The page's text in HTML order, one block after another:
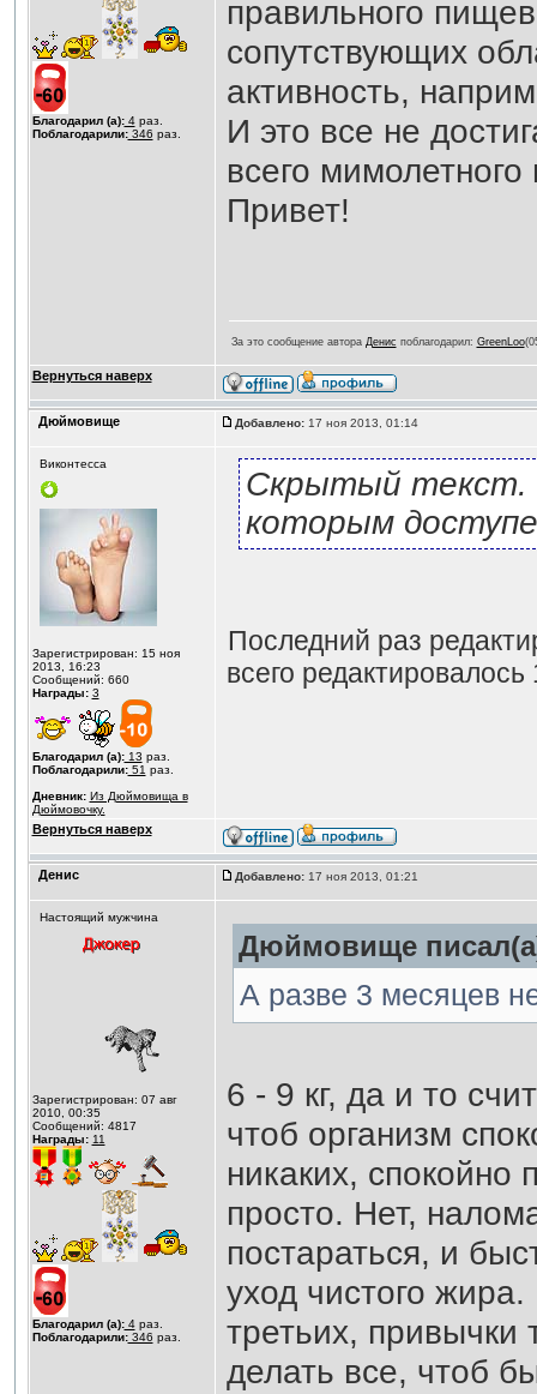
Благодарил (а):4раз.
Поблагодарили:346 раз.
правильного
сопутствующих
активность,
И это все не
всего
Привет!
За это сообщение автора Денис поблагодарил: GreenLoo
Вернуться наверх
Дюймовище Добавлено:17 ноя 2013, 01:14
Виконтесса
Зарегистрирован: 15 ноя
2013, 16:23
Сообщений: 660
Награды: 3
Благодарил (а):13 раз.
Поблагодарили:51 раз.
Дневник: Из Дюймовища в
Дюймовочку.
Скрытый текст.
которым
Последний раз
всего редактировалось
Вернуться наверх
Денис Добавлено:17 ноя 2013, 01:21
Настоящий мужчина
Зарегистрирован: 07 авг
2010, 00:35
Сообщений: 4817
Награды: 11
Благодарил (а):4раз.
Поблагодарили:346 раз.
Дюймовище
А разве 3 месяцев
6 - 9 кг, да и то
чтоб организм
никаких, спокойно
просто. Нет,
постараться, и
уход чистого
третьих, привычки
делать все, чтоб